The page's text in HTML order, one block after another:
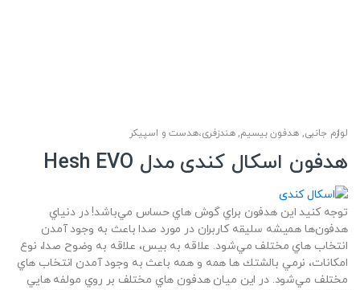
لوازم جانبی,هدفون بیسیم,هندزفری،هدست و اسپیکر
هدفون اسکال کندی مدل Hesh EVO
توجه كنيد اين هدفون براي گوش هاي حساس مي‌باشد! در دنياي
هدفون‌ها هميشه سليقه كاربران در مورد صدا باعث به وجود آمدن
انتخاب هاي مختلف مي‌شود. علاقه به بيس، علاقه به وضوح صدا، نوع
امكانات، نرمي بالشتك ها همه و همه باعث به وجود آمدن انتخاب هاي
مختلف مي‌شود. در اين ميان هدفون هاي مختلف بر روي مولفه هايي